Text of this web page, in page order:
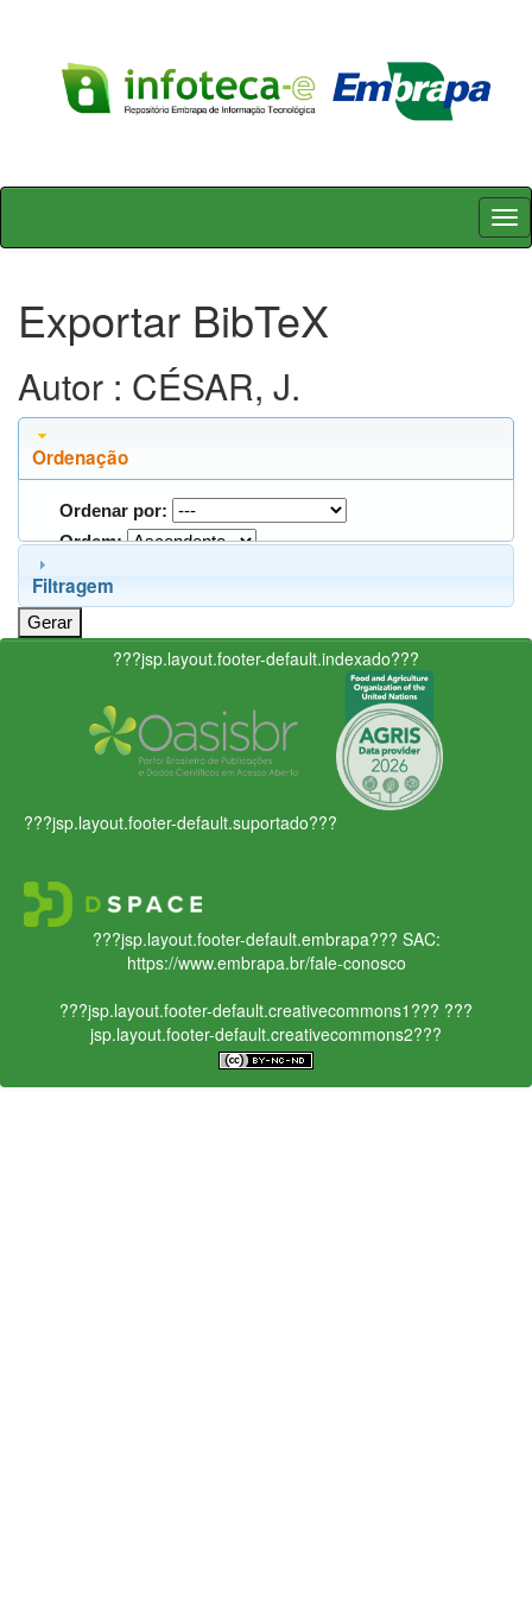
Skip
Exportar BibTeX
Autor : CÉSAR, J.
Ordenação
Ordenar por:
Ordem:
Filtragem
???jsp.layout.footer-default.indexado???
???jsp.layout.footer-default.suportado???
???jsp.layout.footer-default.embrapa??? SAC:
https://www.embrapa.br/fale-conosco
???jsp.layout.footer-default.creativecommons1??? ???
jsp.layout.footer-default.creativecommons2???